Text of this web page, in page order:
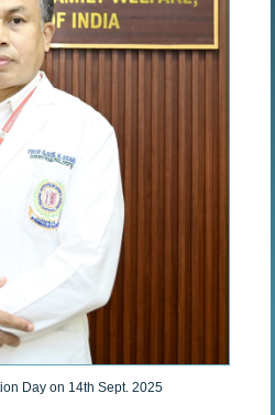
Day on 14th Sept. 2025